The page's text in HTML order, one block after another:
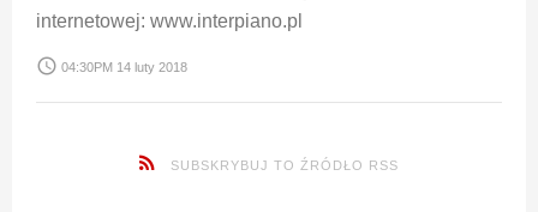
internetowej: www.interpiano.pl
access_time 04:30PM 14 luty 2018
SUBSKRYBUJ TO ŹRÓDŁO RSS